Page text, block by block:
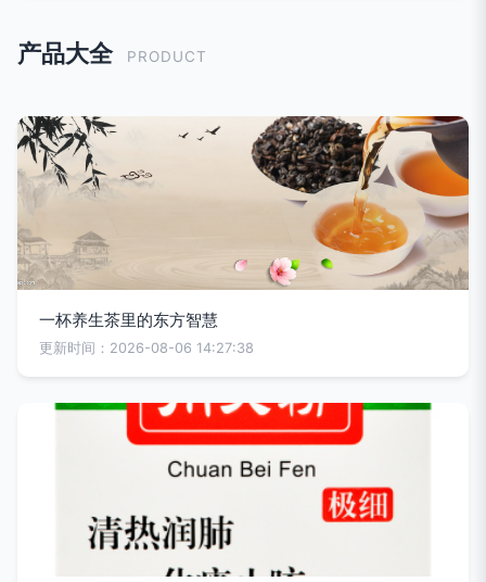
产品大全 PRODUCT
一杯养生茶里的东方智慧
更新时间：2026-08-06 14:27:38